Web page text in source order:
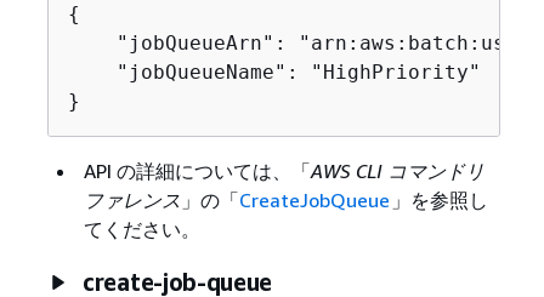
{
"jobQueueArn": "arn:aws:batch:us-
    "jobQueueName": "HighPriority"
}
API の詳細については、「AWS CLI コマンドリ
ファレンス 」の「CreateJobQueue 」を参照し
てください。
create-job-queue